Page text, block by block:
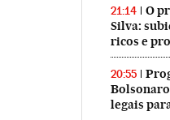
21:14
O
Silva:
ricos e
20:55
legais